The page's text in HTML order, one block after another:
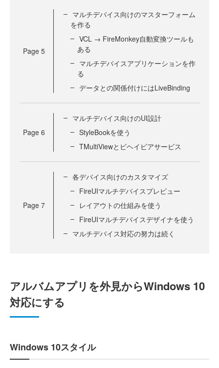
Page 5
マルチデバイス向けのマスターフォーム
を作る
VCL → FireMonkey自動変換ツールも
ある
マルチデバイスアプリケーションを作
る
データとの関係付けにはLiveBinding
Page 6
マルチデバイス向けのUI設計
StyleBookを使う
TMultiViewとビヘイビアサービス
Page 7
各デバイス向けのカスタマイズ
FireUIマルチデバイスプレビュー
レイアウトの仕組みを使う
FireUIマルチデバイスデザイナを使う
マルチデバイス対応の努力は続く
アルバムアプリを外見からWindows 10
対応にする
Windows 10スタイル